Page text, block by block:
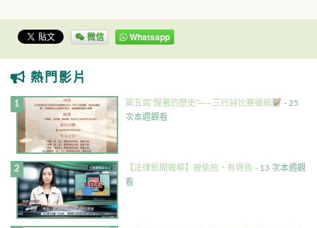
微信 Whatsapp
熱門影片
第五屆”醒著的歷史”——三行詩比賽徵稿
- 25
次本週觀看
【法律新聞報導】被偷拍・有得告 - 13 次本週觀
看